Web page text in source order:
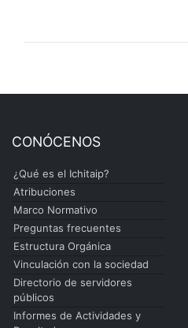
CONÓCENOS
¿Qué es el Ichitaip?
Atribuciones
Marco Normativo
Preguntas frecuentes
Estructura Orgánica
Vinculación con la sociedad
Directorio de servidores
públicos
Informes de Actividades y